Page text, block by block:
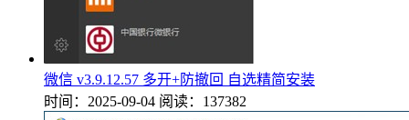
微信 v3.9.12.57 多开+防撤回 自选精简安装
时间：2025-09-04 阅读：137382